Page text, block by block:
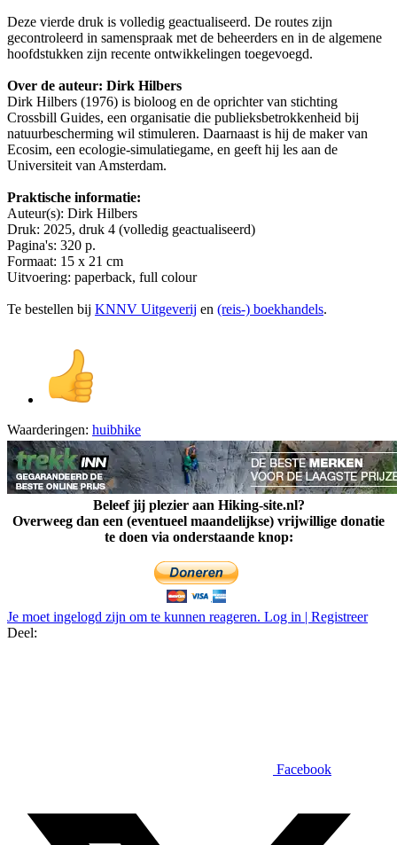
Deze vierde druk is volledig geactualiseerd. De routes zijn
gecontroleerd in samenspraak met de beheerders en in de algemene
hoofdstukken zijn recente ontwikkelingen toegevoegd.
Over de auteur: Dirk Hilbers
Dirk Hilbers (1976) is bioloog en de oprichter van stichting
Crossbill Guides, een organisatie die publieksbetrokkenheid bij
natuurbescherming wil stimuleren. Daarnaast is hij de maker van
Ecosim, een ecologie-simulatiegame, en geeft hij les aan de
Universiteit van Amsterdam.
Praktische informatie:
Auteur(s): Dirk Hilbers
Druk: 2025, druk 4 (volledig geactualiseerd)
Pagina's: 320 p.
Formaat: 15 x 21 cm
Uitvoering: paperback, full colour
Te bestellen bij KNNV Uitgeverij en (reis-) boekhandels.
Waarderingen: huibhike
Beleef jij plezier aan Hiking-site.nl?
Overweeg dan een (eventueel maandelijkse) vrijwillige donatie
te doen via onderstaande knop:
Je moet ingelogd zijn om te kunnen reageren. Log in | Registreer
Deel:
Facebook